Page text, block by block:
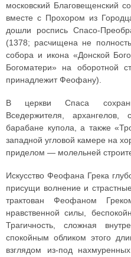
московский Благовещенский
вместе с Прохором из
дошли роспись Спасо-
(1378; расчищена не
собора и икона «Донской
Богоматери» на оборотной
принадлежит Феофану).
В церкви Спаса
Вседержителя,
барабане купола, а также
западной угловой камере на
приделом — молельней
Искусство Феофана Грека
присущи волнение и
трактован Феофаном
нравственной силы,
Трагичность, сложная
спокойным обликом этого
взглядом из-под